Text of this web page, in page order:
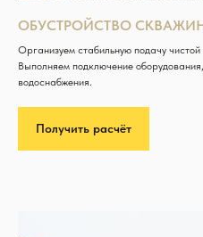
ОБУСТРОЙСТВО
Организуем стабильную подачу
Выполняем подключение
водоснабжения.
Получить расчёт